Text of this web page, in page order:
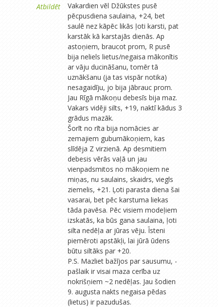
Atbildēt
Vakardien vēl Džūkstes pusē
pēcpusdiena saulaina, +24, bet
saulē nez kāpēc likās ļoti karsti, pat
karstāk kā karstajās dienās. Ap
astoņiem, braucot prom, R pusē
bija neliels lietus/negaisa mākonītis
ar vāju ducināšanu, tomēr tā
uznākšanu (ja tas vispār notika)
nesagaidīju, jo bija jābrauc prom.
Jau Rīgā mākoņu debesīs bija maz.
Vakars vidēji silts, +19, naktī kādus 3
grādus mazāk.
Šorīt no rīta bija nomācies ar
zemajiem gubumākoņiem, kas
slīdēja Z virzienā. Ap desmitiem
debesis vērās vaļā un jau
vienpadsmitos no mākoņiem ne
miņas, nu saulains, skaidrs, viegls
ziemelis, +21. Ļoti parasta diena šai
vasarai, bet pēc karstuma liekas
tāda pavēsa. Pēc visiem modeļiem
izskatās, ka būs gana saulaina, ļoti
silta nedēļa ar jūras vēju. Īsteni
piemēroti apstākļi, lai jūrā ūdens
būtu siltāks par +20.
P.S. Mazliet bažījos par sausumu, -
pašlaik ir visai maza cerība uz
nokrišņiem ~2 nedēļas. Jau šodien
9. augusta nakts negaisa pēdas
(lietus) ir pazudušas.